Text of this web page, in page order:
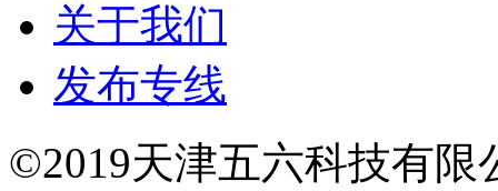
关于我们
发布专线
©2019天津五六科技有